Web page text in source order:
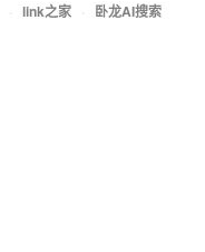
· link之家 · 卧龙AI搜索